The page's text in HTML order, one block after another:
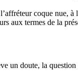
coque nue,
aux termes de la
un doute, la